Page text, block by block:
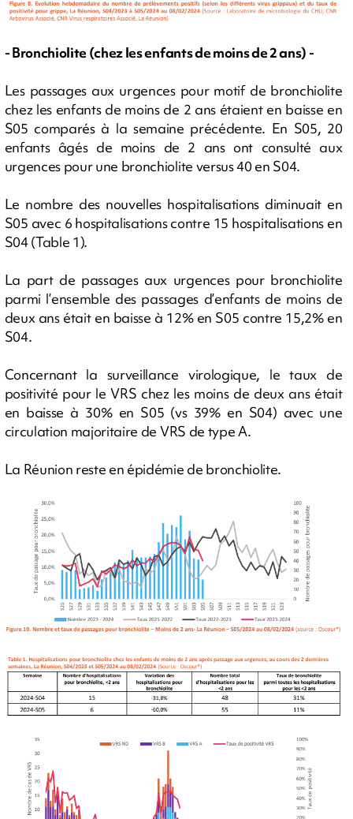
- Bronchiolite (chez les enfants de moins de 2 ans) -
Les passages aux urgences pour motif de bronchiolite
chez les enfants de moins de 2 ans étaient en baisse en
S05 comparés à la semaine précédente. En S05, 20
enfants âgés de moins de 2 ans ont consulté aux
urgences pour une bronchiolite versus 40 en S04.
Le nombre des nouvelles hospitalisations diminuait en
S05 avec 6 hospitalisations contre 15 hospitalisations en
S04 (Table 1).
La part de passages aux urgences pour bronchiolite
parmi l’ensemble des passages d’enfants de moins de
deux ans était en baisse à 12% en S05 contre 15,2% en
S04.
Concernant la surveillance virologique, le taux de
positivité pour le VRS chez les moins de deux ans était
en baisse à 30% en S05 (vs 39% en S04) avec une
circulation majoritaire de VRS de type A.
La Réunion reste en épidémie de bronchiolite.